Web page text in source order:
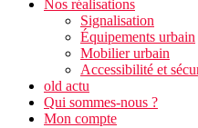
Nos réalisations
Signalisation
Équipements urbain
Mobilier urbain
Accessibilité et
old actu
Qui sommes-nous ?
Mon compte